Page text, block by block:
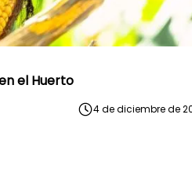
el Huerto
4 de diciembre de